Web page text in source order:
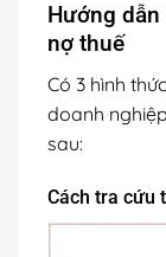
Hướng
nợ thuế
Có 3 hình thức
doanh
sau:
Cách tra cứu